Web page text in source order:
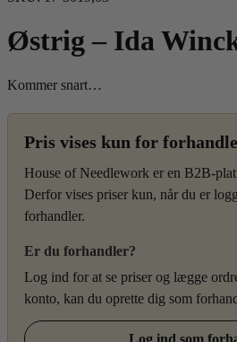
Østrig – Ida
Kommer snart…
Pris vises kun for
House of Needlework er en B2B-
Derfor vises priser kun, når du er
forhandler.
Er du forhandler?
Log ind for at se priser og lægge
konto, kan du oprette dig som
Log ind som